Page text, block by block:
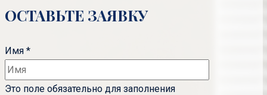
ОСТАВЬТЕ ЗАЯВКУ
Имя *
Это поле обязательно для заполнения